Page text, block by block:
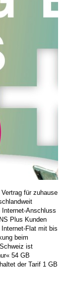
für zuhause
Anschluss
Plus Kunden
Flat mit bis
beim
ist
54 GB
der Tarif 1 GB